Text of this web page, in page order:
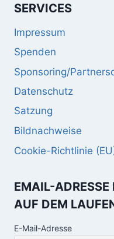
SERVICES
Impressum
Spenden
Sponsoring/
Datenschutz
Satzung
Bildnachweise
Cookie-Richtlinie
EMAIL-ADRESSE
AUF DEM
E-Mail-Adresse